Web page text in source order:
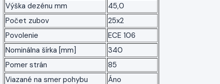
Výška dezénu mm
45,0
Počet zubov
25x2
Povolenie
ECE 106
Nominálna šírka [mm]
340
Pomer strán
85
Viazané na smer pohybu
Áno